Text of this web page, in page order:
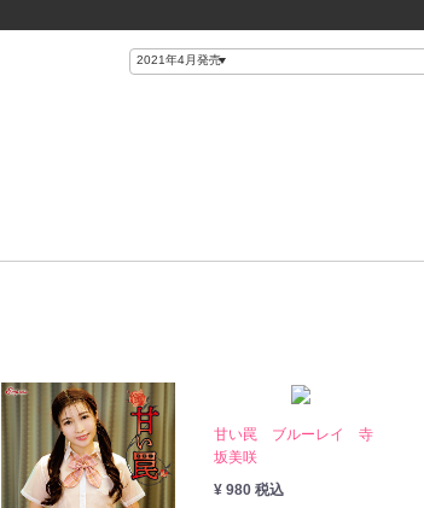
甘い罠 ブルーレイ 寺
坂美咲
¥ 980 税込